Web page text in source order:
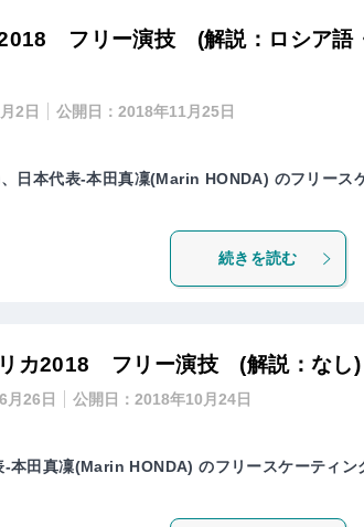
フリー演技 (解説：ロシア語
2日 公開日：2018年11月25日
日本代表-本田真凜(Marin HONDA) のフリース
続きを読む
カ2018 フリー演技 (解説：なし)
月26日 公開日：2018年10月24日
本田真凜(Marin HONDA) のフリースケーティン